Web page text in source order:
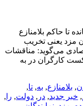
تا حاکم بلامنازع
مزد یعنی تخریب
می‌گوید: مناقشات
کارگران در به
, بلامنازع, به, تا,
, خبر جدید, در , دولت, را ,